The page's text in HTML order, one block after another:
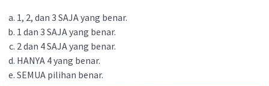
1, 2, dan 3 SAJA yang benar.
1 dan 3 SAJA yang benar.
2 dan 4 SAJA yang benar.
HANYA 4 yang benar.
SEMUA pilihan benar.